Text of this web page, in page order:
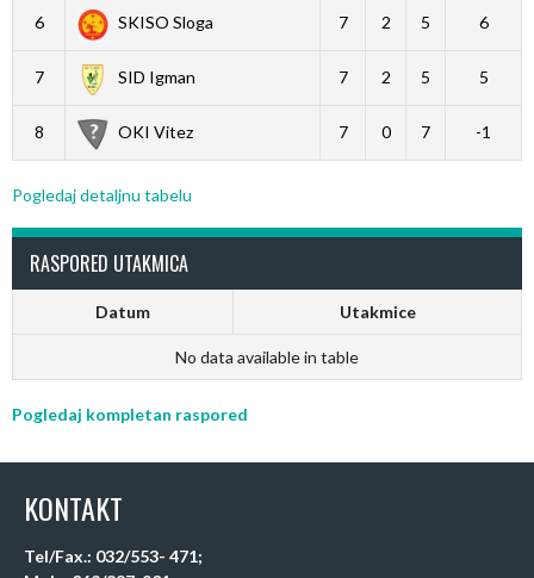
6 SKISO Sloga 7 2 5 6
7 SID Igman 7 2 5 5
8 OKI Vitez 7 0 7 -1
Pogledaj detaljnu tabelu
RASPORED UTAKMICA
Datum Utakmice
No data available in table
Pogledaj kompletan raspored
KONTAKT
Tel/Fax.: 032/553- 471;